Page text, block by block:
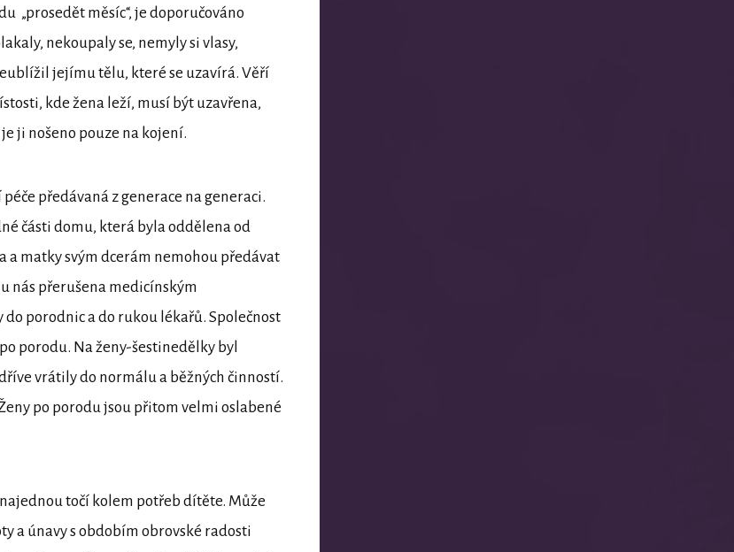
„prosedět měsíc“, je doporučováno
nekoupaly se, nemyly si vlasy,
jejímu tělu, které se uzavírá. Věří
kde žena leží, musí být uzavřena,
ji nošeno pouze na kojení.
předávaná z generace na generaci.
části domu, která byla oddělena od
a matky svým dcerám nemohou předávat
nás přerušena medicínským
porodnic a do rukou lékařů. Společnost
porodu. Na ženy-šestinedělky byl
vrátily do normálu a běžných činností.
po porodu jsou přitom velmi oslabené
točí kolem potřeb dítěte. Může
a únavy s obdobím obrovské radosti